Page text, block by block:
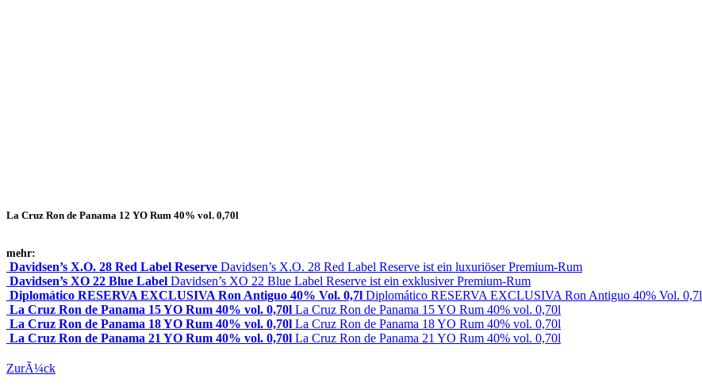
La Cruz Ron de Panama 12 YO Rum 40% vol. 0,70l
mehr:
Davidsen’s X.O. 28 Red Label Reserve Davidsen’s X.O. 28 Red Label Reserve ist ein luxuriöser Premium-Rum
Davidsen’s XO 22 Blue Label Davidsen’s XO 22 Blue Label Reserve ist ein exklusiver Premium-Rum
Diplomático RESERVA EXCLUSIVA Ron Antiguo 40% Vol. 0,7l Diplomático RESERVA EXCLUSIVA Ron Antiguo 40% Vol. 0,7l
La Cruz Ron de Panama 15 YO Rum 40% vol. 0,70l La Cruz Ron de Panama 15 YO Rum 40% vol. 0,70l
La Cruz Ron de Panama 18 YO Rum 40% vol. 0,70l La Cruz Ron de Panama 18 YO Rum 40% vol. 0,70l
La Cruz Ron de Panama 21 YO Rum 40% vol. 0,70l La Cruz Ron de Panama 21 YO Rum 40% vol. 0,70l
ZurÃ¼ck